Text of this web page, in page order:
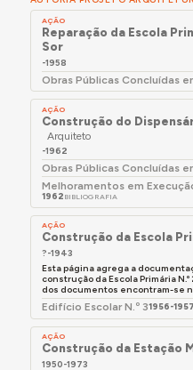
AÇÃO
Reparação da Escola
Sor
-1958
Obras Públicas Concluídas
AÇÃO
Construção do
Arquiteto
-1962
Obras Públicas Concluídas
Melhoramentos em
1962 BIBLIOGRAFIA
AÇÃO
Construção da Escola
?-1943
Esta página agrega a
construção da Escola Primária
dos documentos encontram-se
Edifício Escolar N.º 31956-1957
AÇÃO
Construção da Estação
1950-1973